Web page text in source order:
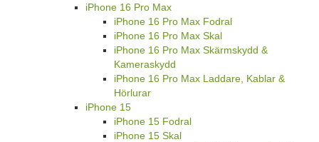
iPhone 16 Pro Max
iPhone 16 Pro Max Fodral
iPhone 16 Pro Max Skal
iPhone 16 Pro Max Skärmskydd &
Kameraskydd
iPhone 16 Pro Max Laddare, Kablar &
Hörlurar
iPhone 15
iPhone 15 Fodral
iPhone 15 Skal